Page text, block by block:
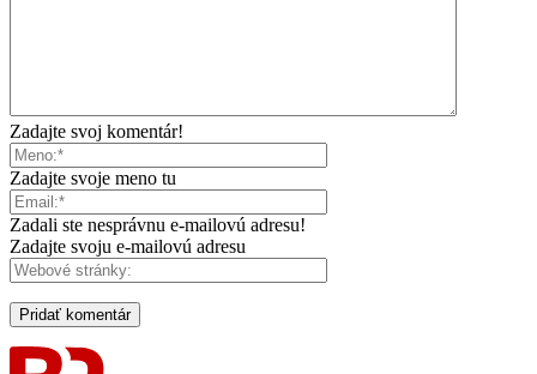
Zadajte svoj komentár!
Zadajte svoje meno tu
Zadali ste nesprávnu e-mailovú adresu!
Zadajte svoju e-mailovú adresu